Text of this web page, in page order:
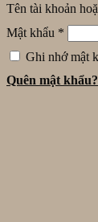
Tên tài khoản
Mật khẩu *
Ghi nhớ mật
Quên mật khẩu?